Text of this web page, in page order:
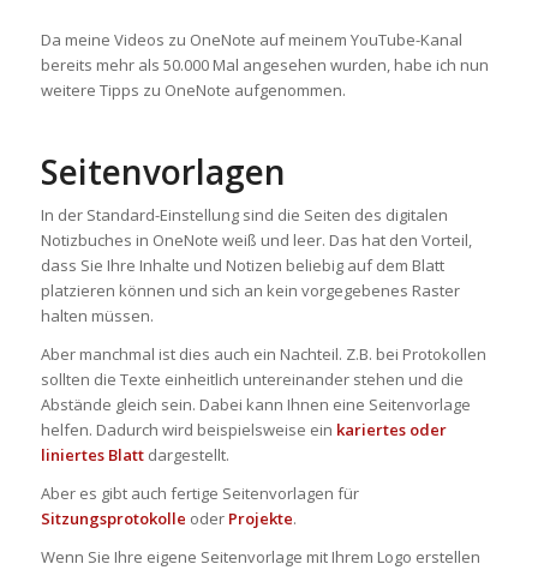
Da meine Videos zu OneNote auf meinem YouTube-Kanal
bereits mehr als 50.000 Mal angesehen wurden, habe ich nun
weitere Tipps zu OneNote aufgenommen.
Seitenvorlagen
In der Standard-Einstellung sind die Seiten des digitalen
Notizbuches in OneNote weiß und leer. Das hat den Vorteil,
dass Sie Ihre Inhalte und Notizen beliebig auf dem Blatt
platzieren können und sich an kein vorgegebenes Raster
halten müssen.
Aber manchmal ist dies auch ein Nachteil. Z.B. bei Protokollen
sollten die Texte einheitlich untereinander stehen und die
Abstände gleich sein. Dabei kann Ihnen eine Seitenvorlage
helfen. Dadurch wird beispielsweise ein kariertes oder
liniertes Blatt dargestellt.
Aber es gibt auch fertige Seitenvorlagen für
Sitzungsprotokolle oder Projekte.
Wenn Sie Ihre eigene Seitenvorlage mit Ihrem Logo erstellen